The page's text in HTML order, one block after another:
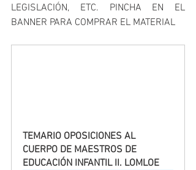
LEGISLACIÓN, ETC. PINCHA EN EL
BANNER PARA COMPRAR EL MATERIAL
TEMARIO OPOSICIONES AL
CUERPO DE MAESTROS DE
EDUCACIÓN INFANTIL II. LOMLOE